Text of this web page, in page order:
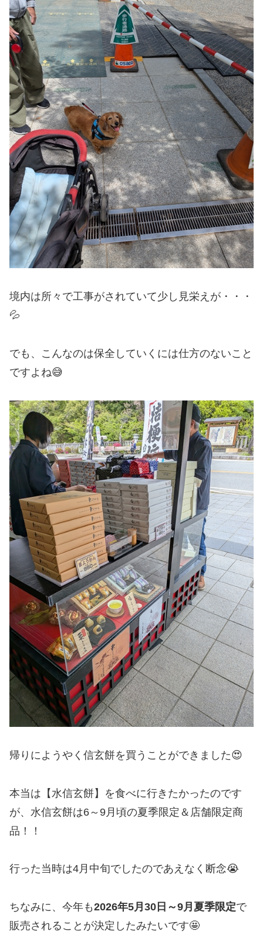
境内は所々で工事がされていて少し見栄えが・・・
💦
でも、こんなのは保全していくには仕方のないこと
ですよね😅
帰りにようやく信玄餅を買うことができました😍
本当は【水信玄餅】を食べに行きたかったのです
が、水信玄餅は6～9月頃の夏季限定＆店舗限定商
品！！
行った当時は4月中旬でしたのであえなく断念😭
ちなみに、今年も2026年5月30日～9月夏季限定で
販売されることが決定したみたいです🤩